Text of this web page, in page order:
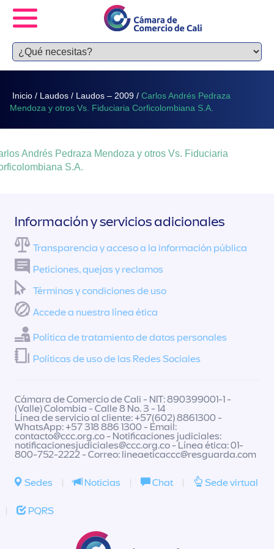
Inicio / Laudos / Laudos – 2009 / Carlos Andrés Pedraza
Mendoza y otros Vs. Fiduciaria Corficolombiana S.A.
Andrés Pedraza Mendoza y otros Vs. Fiduciaria
S.A.
Información y servicios adicionales
Transparencia y acceso a la información pública
Peticiones, quejas y reclamos
Términos y condiciones de uso
Accede a nuestra línea ética
Política de tratamiento de datos personales
Políticas de uso de las Redes Sociales
Cámara de Comercio de Cali - NIT: 890399001-1 -
(Valle) Colombia - Calle 8 No. 3 - 14
Línea de servicio al cliente: +57(602) 8861300 -
WhatsApp: +57 318 886 1300 - Email:
contacto@ccc.org.co- Notificaciones judiciales:
notificacionesjudiciales@ccc.org.co- Línea ética: 01-
800-752-2222 - Correo: lineaeticaccc@resguarda.com
Sedes | Noticias | Chat | Sede virtual
| PQRS